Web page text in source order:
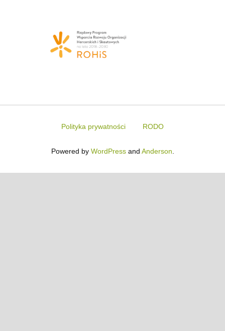
Polityka prywatności RODO
Powered by WordPressand Anderson.